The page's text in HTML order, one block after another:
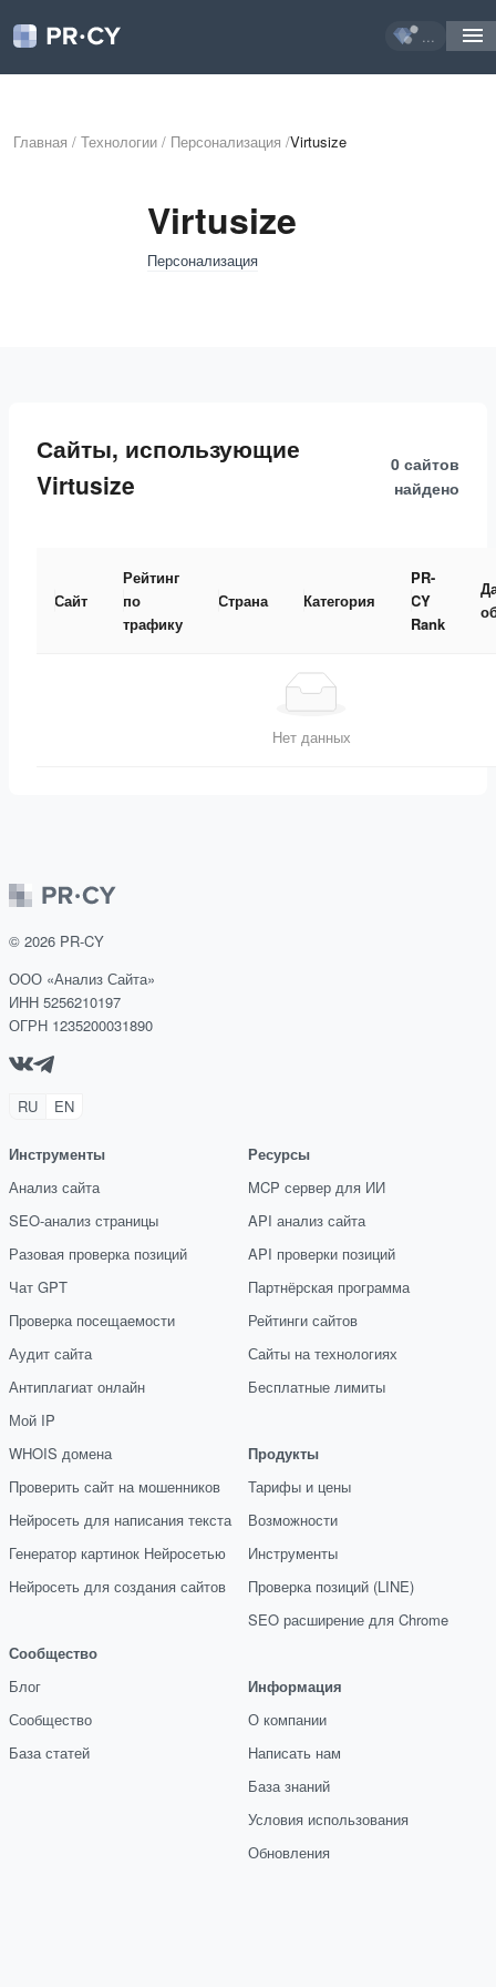
...
Главная / Технологии / Персонализация /Virtusize
Virtusize
Персонализация
Сайты, использующие
Virtusize
0 сайтов
найдено
Сайт
Рейтинг
по
трафику
Страна Категория
PR-
CY
Rank
Нет данных
© 2026 PR-CY
ООО «Анализ Сайта»
ИНН 5256210197
ОГРН 1235200031890
RU EN
Инструменты
Анализ сайта
SEO-анализ страницы
Разовая проверка позиций
Чат GPT
Проверка посещаемости
Аудит сайта
Антиплагиат онлайн
Мой IP
WHOIS домена
Проверить сайт на мошенников
Нейросеть для написания текста
Генератор картинок Нейросетью
Нейросеть для создания сайтов
Сообщество
Блог
Сообщество
База статей
Ресурсы
MCP сервер для ИИ
API анализ сайта
API проверки позиций
Партнёрская программа
Рейтинги сайтов
Сайты на технологиях
Бесплатные лимиты
Продукты
Тарифы и цены
Возможности
Инструменты
Проверка позиций (LINE)
SEO расширение для Chrome
Информация
О компании
Написать нам
База знаний
Условия использования
Обновления